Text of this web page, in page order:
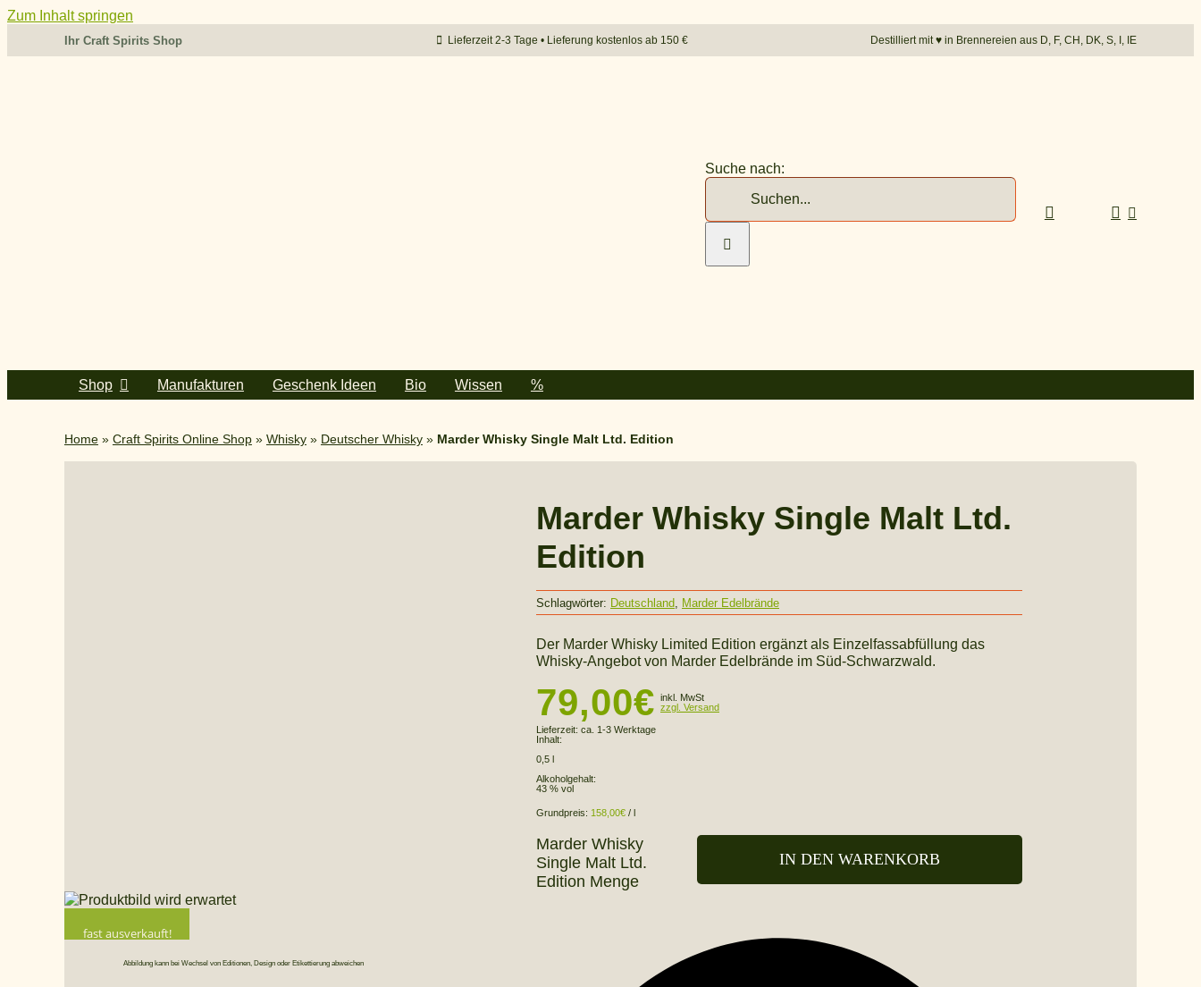
Zum Inhalt springen
Ihr Craft Spirits Shop Lieferzeit 2-3 Tage • Lieferung kostenlos ab 150 € Destilliert mit♥︎ in Brennereien aus D, F, CH, DK, S, I, IE
Suche nach:
Shop Manufakturen Geschenk Ideen Bio Wissen %
Home» Craft Spirits Online Shop» Whisky» Deutscher Whisky» Marder Whisky Single Malt Ltd. Edition
fast ausverkauft!
Abbildung kann bei Wechsel von Editionen, Design oder Etikettierung abweichen
Marder Whisky Single Malt Ltd.
Edition
Schlagwörter: Deutschland Marder Edelbrände
Der Marder Whisky Limited Edition ergänzt als Einzelfassabfüllung das
Whisky-Angebot von Marder Edelbrände im Süd-Schwarzwald.
79,00€ inkl. MwSt
zzgl. Versand
Lieferzeit: ca. 1-3 Werktage
Inhalt:
0,5 l
Alkoholgehalt:
43 % vol
Grundpreis: 158,00€ / l
Marder Whisky
Single Malt Ltd.
Edition Menge
IN DEN WARENKORB